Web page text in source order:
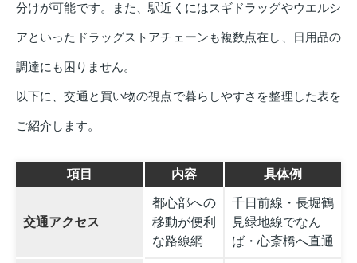
分けが可能です。また、駅近くにはスギドラッグやウエルシ
アといったドラッグストアチェーンも複数点在し、日用品の
調達にも困りません。
以下に、交通と買い物の視点で暮らしやすさを整理した表を
ご紹介します。
項目 内容 具体例
交通アクセス
都心部への
移動が便利
な路線網
千日前線・長堀鶴
見緑地線でなん
ば・心斎橋へ直通